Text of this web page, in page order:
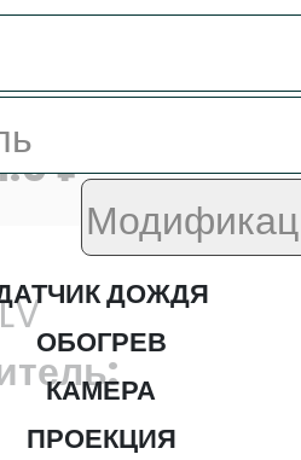
ДОЖДЯ
ОБОГРЕВ
КАМЕРА
ПРОЕКЦИЯ
₽